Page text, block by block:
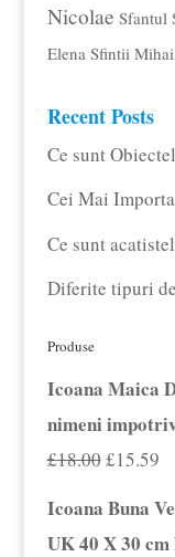
Nicolae Sfantul
Elena Sfintii
Recent Posts
Ce sunt
Cei Mai
Ce sunt
Diferite tipuri
Produse
Icoana Maica
nimeni
£18.00Prețul
£15.59
Icoana Buna
UK 40 X 30 cm